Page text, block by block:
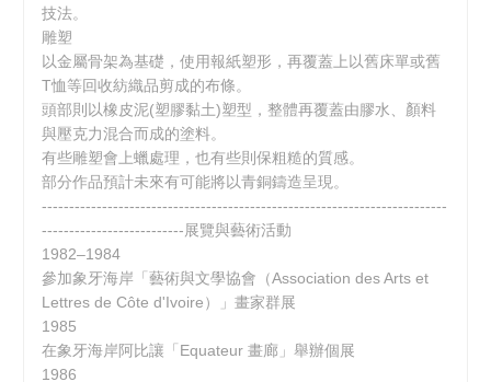
技法。
雕塑
以金屬骨架為基礎，使用報紙塑形，再覆蓋上以舊床單或舊
T恤等回收紡織品剪成的布條。
頭部則以橡皮泥(塑膠黏土)塑型，整體再覆蓋由膠水、顏料
與壓克力混合而成的塗料。
有些雕塑會上蠟處理，也有些則保粗糙的質感。
部分作品預計未來有可能將以青銅鑄造呈現。
--------------------------------------------------------------------------
--------------------------展覽與藝術活動
1982–1984
參加象牙海岸「藝術與文學協會（Association des Arts et
Lettres de Côte d'Ivoire）」畫家群展
1985
在象牙海岸阿比讓「Equateur 畫廊」舉辦個展
1986